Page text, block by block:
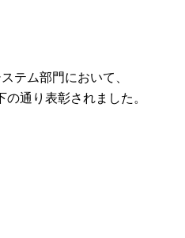
テム部門において、
の通り表彰されました。